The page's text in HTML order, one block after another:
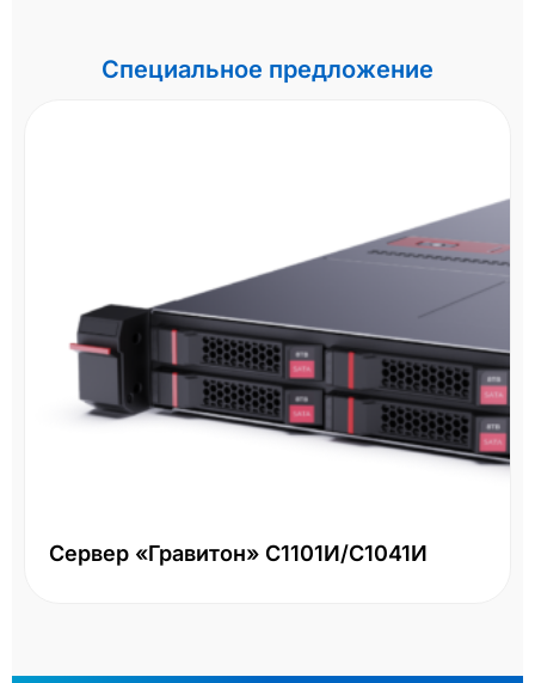
Специальное предложение
Сервер «Гравитон» С1101И/С1041И